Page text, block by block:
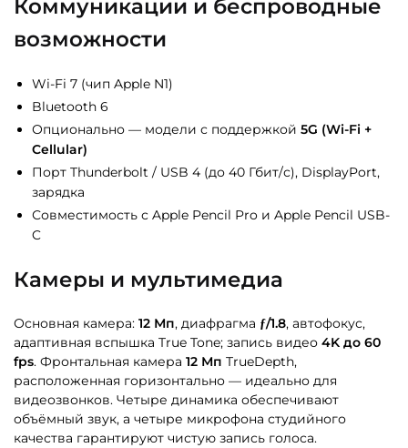
Коммуникации и беспроводные
возможности
Wi-Fi 7 (чип Apple N1)
Bluetooth 6
Опционально — модели с поддержкой 5G (Wi-Fi +
Cellular)
Порт Thunderbolt / USB 4 (до 40 Гбит/с), DisplayPort,
зарядка
Совместимость с Apple Pencil Pro и Apple Pencil USB-
C
Камеры и мультимедиа
Основная камера: 12 Мп, диафрагма ƒ/1.8, автофокус,
адаптивная вспышка True Tone; запись видео 4K до 60
fps. Фронтальная камера 12 Мп TrueDepth,
расположенная горизонтально — идеально для
видеозвонков. Четыре динамика обеспечивают
объёмный звук, а четыре микрофона студийного
качества гарантируют чистую запись голоса.